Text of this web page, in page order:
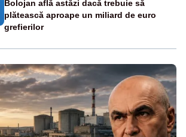
Bolojan află astăzi dacă trebuie să
plătească aproape un miliard de euro
grefierilor